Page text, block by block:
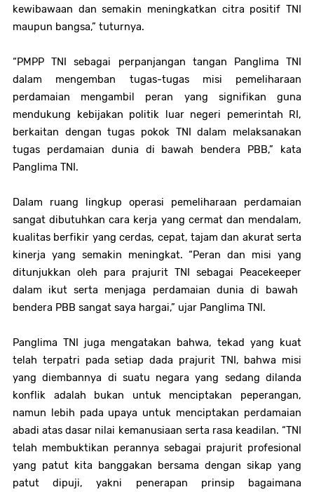
kewibawaan dan semakin meningkatkan citra positif TNI
maupun bangsa,” tuturnya.
“PMPP TNI sebagai perpanjangan tangan Panglima TNI
dalam mengemban tugas-tugas misi pemeliharaan
perdamaian mengambil peran yang signifikan guna
mendukung kebijakan politik luar negeri pemerintah RI,
berkaitan dengan tugas pokok TNI dalam melaksanakan
tugas perdamaian dunia di bawah bendera PBB,” kata
Panglima TNI.
Dalam ruang lingkup operasi pemeliharaan perdamaian
sangat dibutuhkan cara kerja yang cermat dan mendalam,
kualitas berfikir yang cerdas, cepat, tajam dan akurat serta
kinerja yang semakin meningkat. “Peran dan misi yang
ditunjukkan oleh para prajurit TNI sebagai Peacekeeper
dalam ikut serta menjaga perdamaian dunia di bawah
bendera PBB sangat saya hargai,” ujar Panglima TNI.
Panglima TNI juga mengatakan bahwa, tekad yang kuat
telah terpatri pada setiap dada prajurit TNI, bahwa misi
yang diembannya di suatu negara yang sedang dilanda
konflik adalah bukan untuk menciptakan peperangan,
namun lebih pada upaya untuk menciptakan perdamaian
abadi atas dasar nilai kemanusiaan serta rasa keadilan. “TNI
telah membuktikan perannya sebagai prajurit profesional
yang patut kita banggakan bersama dengan sikap yang
patut dipuji, yakni penerapan prinsip bagaimana